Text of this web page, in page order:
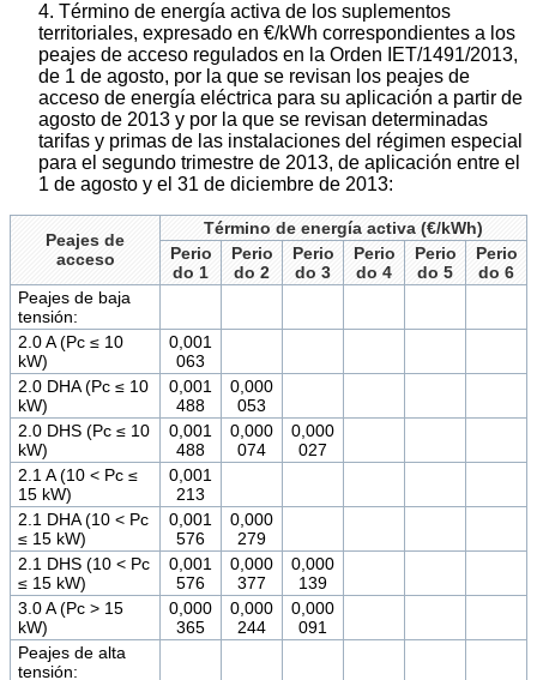
4. Término de energía activa de los suplementos
territoriales, expresado en €/kWh correspondientes a los
peajes de acceso regulados en la Orden IET/1491/2013,
de 1 de agosto, por la que se revisan los peajes de
acceso de energía eléctrica para su aplicación a partir de
agosto de 2013 y por la que se revisan determinadas
tarifas y primas de las instalaciones del régimen especial
para el segundo trimestre de 2013, de aplicación entre el
1 de agosto y el 31 de diciembre de 2013:
Peajes de
acceso
Término de energía activa (€/kWh)
Perio
do 1
Perio
do 2
Perio
do 3
Perio
do 4
Perio
do 5
Perio
do 6
Peajes de baja
tensión:
2.0 A (Pc ≤ 10
kW)
0,001
063
2.0 DHA (Pc ≤ 10
kW)
0,001
488
0,000
053
2.0 DHS (Pc ≤ 10
kW)
0,001
488
0,000
074
0,000
027
2.1 A (10 < Pc ≤
15 kW)
0,001
213
2.1 DHA (10 < Pc
≤ 15 kW)
0,001
576
0,000
279
2.1 DHS (10 < Pc
≤ 15 kW)
0,001
576
0,000
377
0,000
139
3.0 A (Pc > 15
kW)
0,000
365
0,000
244
0,000
091
Peajes de alta
tensión: